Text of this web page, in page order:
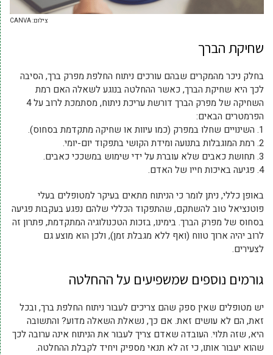
צילום: CANVA
שחיקת הברך
בחלק ניכר מהמקרים שבהם עורכים ניתוח החלפת מפרק ברך, הסיבה
לכך היא שחיקת הברך, כאשר ההחלטה בנוגע לשאלה האם רמת
השחיקה של מפרק הברך דורשת עריכת ניתוח, מסתמכת לרוב על 4
הפרמטרים הבאים:
1. השינויים שחלו במפרק (כמו עיוות או שחיקה מתקדמת בסחוס).
2. רמת המוגבלות בתנועה ומידת הקושי בתפקוד יום-יומי.
3. תחושת כאבים שלא עוברת על ידי שימוש במשככי כאבים.
4. פגיעה באיכות חייו של האדם.
באופן כללי, ניתן לומר כי הניתוח מתאים בעיקר למטופלים בעלי
פוטנציאל טוב להשתקם, שהתפקוד הכללי שלהם נפגע בעקבות פגיעה
בסחוס של מפרק הברך. בימינו, בזכות הטכנולוגיה המתקדמת, פתרון זה
לרוב יהיה ארוך טווח (ואף ללא מגבלת זמן), ולכן הוא מוצע גם
לצעירים.
גורמים נוספים שמשפיעים על ההחלטה
יש מטופלים שאין ספק שהם צריכים לעבור ניתוח החלפת ברך, ובכל
זאת, הם לא עושים זאת. אם כך, נשאלת השאלה מדוע? והתשובה
היא, שזה תלוי. העובדה שאדם צריך לעבור את הניתוח אינה ערובה לכך
שהוא יעבור אותו, כי זה לא תנאי מספיק ויחיד לקבלת ההחלטה.